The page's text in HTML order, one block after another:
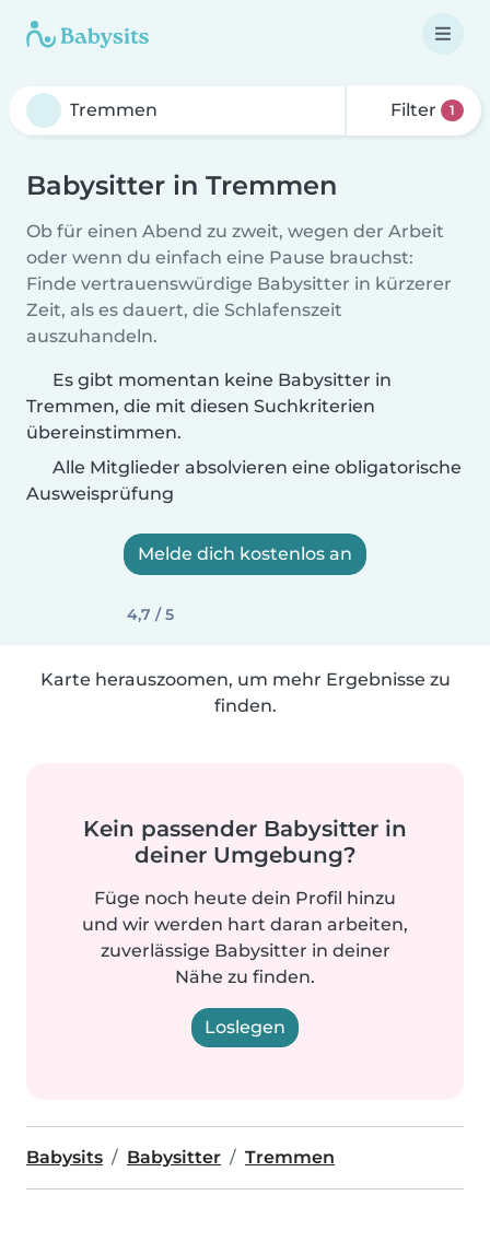
Filter 1
Babysitter in Tremmen
Ob für einen Abend zu zweit, wegen der Arbeit
oder wenn du einfach eine Pause brauchst:
Finde vertrauenswürdige Babysitter in kürzerer
Zeit, als es dauert, die Schlafenszeit
auszuhandeln.
Es gibt momentan keine Babysitter in
Tremmen, die mit diesen Suchkriterien
übereinstimmen.
Alle Mitglieder absolvieren eine obligatorische
Ausweisprüfung
Melde dich kostenlos an
4,7 / 5
Karte herauszoomen, um mehr Ergebnisse zu
finden.
Kein passender Babysitter in
deiner Umgebung?
Füge noch heute dein Profil hinzu
und wir werden hart daran arbeiten,
zuverlässige Babysitter in deiner
Nähe zu finden.
Loslegen
Babysits Babysitter Tremmen